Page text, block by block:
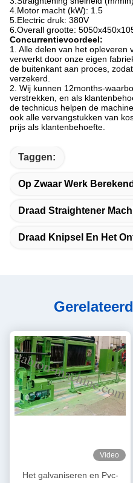
4.Motor macht (kW): 1.5
5.Electric druk: 380V
6.Overall grootte:
Concurrentievoordeel:
1. Alle delen van het opleveren
verwerkt door onze eigen
de buitenkant aan proces,
verzekerd.
2. Wij kunnen 12months-
verstrekken, en als
de technicus helpen de
ook alle vervangstukken van
prijs als klantenbehoefte.
Taggen:
Op Zwaar Werk
Draad Straightener
Draad Knipsel En Het
Video
Het galvaniseren en Pvc-